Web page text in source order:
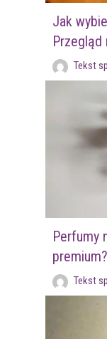
Jak
Przegląd
Tekst
Perfumy
premium?
Tekst